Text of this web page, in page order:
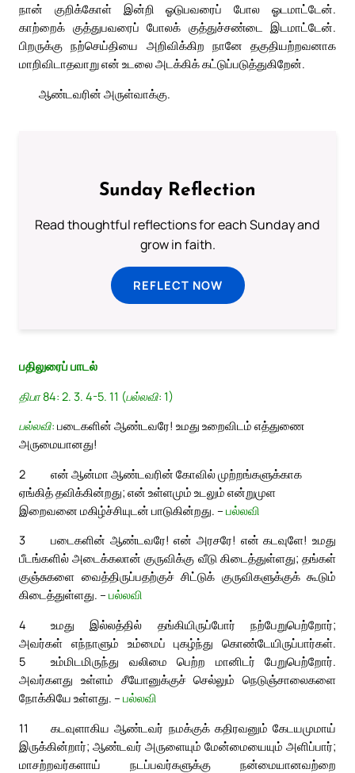
நான் குறிக்கோள் இன்றி ஓடுபவரைப் போல ஓடமாட்டேன்.
காற்றைக் குத்துபவரைப் போலக் குத்துச்சண்டை இடமாட்டேன்.
பிறருக்கு நற்செய்தியை அறிவிக்கிற நானே தகுதியற்றவனாக
மாறிவிடாதவாறு என் உடலை அடக்கிக் கட்டுப்படுத்துகிறேன்.
ஆண்டவரின் அருள்வாக்கு.
Sunday Reflection
Read thoughtful reflections for each Sunday and
grow in faith.
REFLECT NOW
பதிலுரைப் பாடல்
திபா 84: 2. 3. 4-5. 11 (பல்லவி: 1)
பல்லவி: படைகளின் ஆண்டவரே! உமது உறைவிடம் எத்துணை
அருமையானது!
2
என் ஆன்மா ஆண்டவரின் கோவில் முற்றங்களுக்காக
ஏங்கித் தவிக்கின்றது; என் உள்ளமும் உடலும் என்றுமுள
இறைவனை மகிழ்ச்சியுடன் பாடுகின்றது. – பல்லவி
3
படைகளின் ஆண்டவரே! என் அரசரே! என் கடவுளே! உமது
பீடங்களில் அடைக்கலான் குருவிக்கு வீடு கிடைத்துள்ளது; தங்கள்
குஞ்சுகளை வைத்திருப்பதற்குச் சிட்டுக் குருவிகளுக்குக் கூடும்
கிடைத்துள்ளது. – பல்லவி
4
உமது இல்லத்தில் தங்கியிருப்போர் நற்பேறுபெற்றோர்;
அவர்கள் எந்நாளும் உம்மைப் புகழ்ந்து கொண்டேயிருப்பார்கள்.
5
உம்மிடமிருந்து வலிமை பெற்ற மானிடர் பேறுபெற்றோர்.
அவர்களது உள்ளம் சீயோனுக்குச் செல்லும் நெடுஞ்சாலைகளை
நோக்கியே உள்ளது. – பல்லவி
11
கடவுளாகிய ஆண்டவர் நமக்குக் கதிரவனும் கேடயமுமாய்
இருக்கின்றார்; ஆண்டவர் அருளையும் மேன்மையையும் அளிப்பார்;
மாசற்றவர்களாய் நடப்பவர்களுக்கு நன்மையானவற்றை